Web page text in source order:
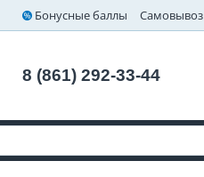
Бонусные баллы Самовывоз
8 (861) 292-33-44